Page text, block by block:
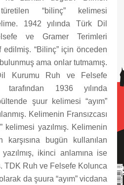
“bilinç” kelimesi
1942 yılında Türk Dil
ve Gramer Terimleri
“Bilinç” için önceden
ama onlar tutmamış.
Kurumu Ruh ve Felsefe
1936 yılında
şuur kelimesi “ayım”
Kelimenin Fransızcası
kelimesi yazılmış. Kelimenin
karşısına bugün kullanılan
ikinci anlamına ise
TDK Ruh ve Felsefe Kolunca
da şuura “ayım” vicdana